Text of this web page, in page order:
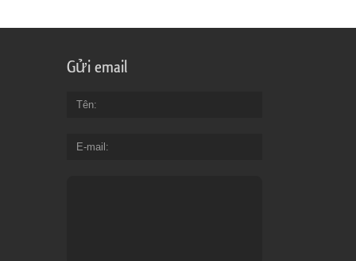
Gửi email
Tên
E-mail